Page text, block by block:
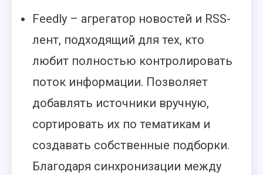
Feedly – агрегатор новостей и RSS-
лент, подходящий для тех, кто
любит полностью контролировать
поток информации. Позволяет
добавлять источники вручную,
сортировать их по тематикам и
создавать собственные подборки.
Благодаря синхронизации между